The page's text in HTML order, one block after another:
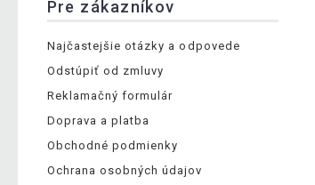
Pre zákazníkov
Najčastejšie otázky a odpovede
Odstúpiť od zmluvy
Reklamačný formulár
Doprava a platba
Obchodné podmienky
Ochrana osobných údajov